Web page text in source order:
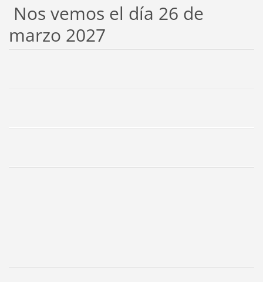
Nos vemos el día 26 de
marzo 2027